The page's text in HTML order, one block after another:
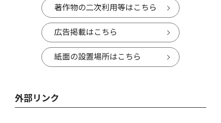
著作物の二次利用等はこちら
広告掲載はこちら
紙面の設置場所はこちら
外部リンク